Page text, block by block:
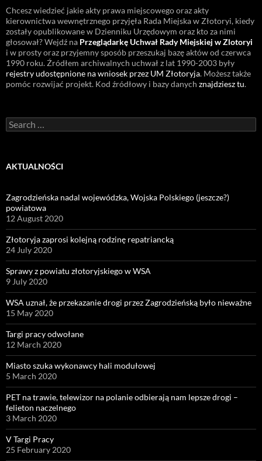
Chcesz wiedzieć jakie akty prawa miejscowego oraz akty
kierownictwa wewnętrznego przyjęła Rada Miejska w Złotoryi, kiedy
zostały opublikowane w Dzienniku Urzędowym oraz kto za nimi
głosował? Wejdź na Przeglądarkę Uchwał Rady Miejskiej w Zlotoryi
i w prosty oraz przyjemny sposób przeszukaj bazę aktów od czerwca
1990 roku. Źródłem archiwalnych uchwał z lat 1990-2003 były
rejestry udostępnione na wniosek przez UM Złotoryja. Możesz także
pomóc rozwijać projekt. Kod źródłowy i bazy danych znajdziesz tu.
Search
for:
AKTUALNOŚCI
Zagrodzieńska nadal wojewódzka, Wojska Polskiego (jeszcze?)
powiatowa
12 August 2020
Złotoryja zaprosi kolejną rodzinę repatriancką
24 July 2020
Sprawy z powiatu złotoryjskiego w WSA
9 July 2020
WSA uznał, że przekazanie drogi przez Zagrodzieńską było nieważne
15 May 2020
Targi pracy odwołane
12 March 2020
Miasto szuka wykonawcy hali modułowej
5 March 2020
PET na trawie, telewizor na polanie odbierają nam lepsze drogi –
felieton naczelnego
3 March 2020
V Targi Pracy
25 February 2020